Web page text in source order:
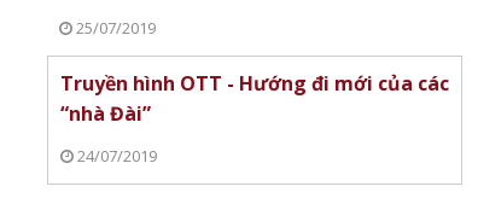
25/07/2019
Truyền hình OTT - Hướng đi mới của các
“nhà Đài”
24/07/2019